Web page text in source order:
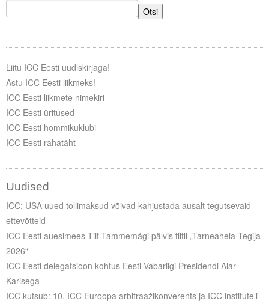
Otsi
Liitu ICC Eesti uudiskirjaga!
Astu ICC Eesti liikmeks!
ICC Eesti liikmete nimekiri
ICC Eesti üritused
ICC Eesti hommikuklubi
ICC Eesti rahatäht
Uudised
ICC: USA uued tollimaksud võivad kahjustada ausalt tegutsevaid
ettevõtteid
ICC Eesti auesimees Tiit Tammemägi pälvis tiitli „Tarneahela Tegija
2026“
ICC Eesti delegatsioon kohtus Eesti Vabariigi Presidendi Alar
Karisega
ICC kutsub: 10. ICC Euroopa arbitraažikonverents ja ICC institute’i